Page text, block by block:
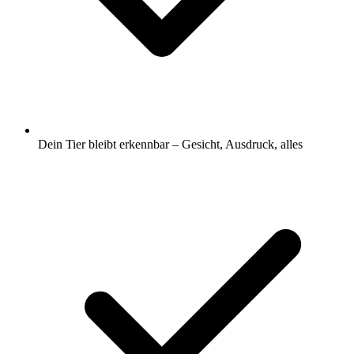
Dein Tier bleibt erkennbar – Gesicht, Ausdruck, alles